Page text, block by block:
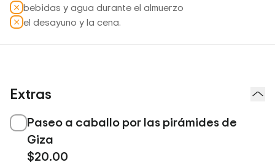
bebidas y agua durante el almuerzo
el desayuno y la cena.
Extras
Paseo a caballo por las pirámides de
Giza
$20.00